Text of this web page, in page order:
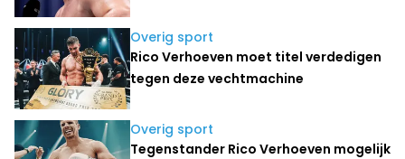
Overig sport
Rico Verhoeven moet titel verdedigen
tegen deze vechtmachine
Overig sport
Tegenstander Rico Verhoeven mogelijk